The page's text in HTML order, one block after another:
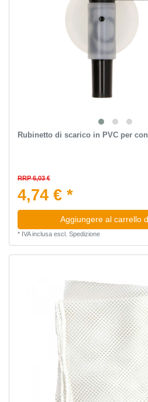
Rubinetto di scarico in PVC per
RRP 6,03 €
4,74 € *
Aggiungere al carrello
* IVA inclusaescl. Spedizione